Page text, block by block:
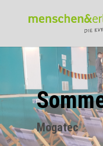
Mogatec